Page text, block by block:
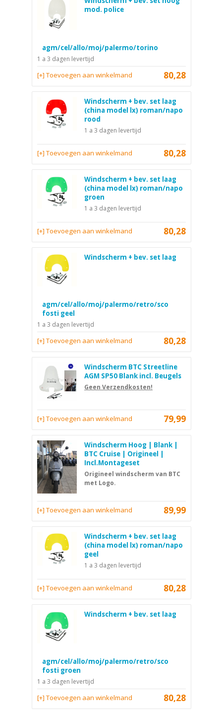
mod. police
agm/cel/allo/moj/palermo/torino
1 a 3 dagen levertijd
80,28
[+] Toevoegen aan winkelmand
Windscherm + bev. set laag
(china model lx) roman/napo
rood
1 a 3 dagen levertijd
80,28
[+] Toevoegen aan winkelmand
Windscherm + bev. set laag
(china model lx) roman/napo
groen
1 a 3 dagen levertijd
80,28
[+] Toevoegen aan winkelmand
Windscherm + bev. set laag
agm/cel/allo/moj/palermo/retro/sco
fosti geel
1 a 3 dagen levertijd
80,28
[+] Toevoegen aan winkelmand
Windscherm BTC Streetline
AGM SP50 Blank incl. Beugels
Geen Verzendkosten!
79,99
[+] Toevoegen aan winkelmand
Windscherm Hoog | Blank |
BTC Cruise | Origineel |
Incl.Montageset
Origineel windscherm van BTC
met Logo.
89,99
[+] Toevoegen aan winkelmand
Windscherm + bev. set laag
(china model lx) roman/napo
geel
1 a 3 dagen levertijd
80,28
[+] Toevoegen aan winkelmand
Windscherm + bev. set laag
agm/cel/allo/moj/palermo/retro/sco
fosti groen
1 a 3 dagen levertijd
80,28
[+] Toevoegen aan winkelmand